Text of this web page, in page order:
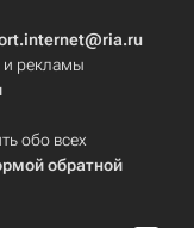
и рекламы
обо всех
обратной